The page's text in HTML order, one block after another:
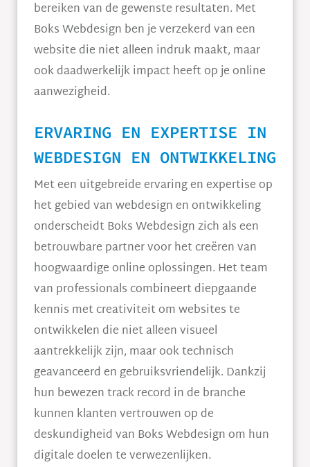
bereiken van de gewenste resultaten. Met
Boks Webdesign ben je verzekerd van een
website die niet alleen indruk maakt, maar
ook daadwerkelijk impact heeft op je online
aanwezigheid.
ERVARING EN EXPERTISE IN
WEBDESIGN EN ONTWIKKELING
Met een uitgebreide ervaring en expertise op
het gebied van webdesign en ontwikkeling
onderscheidt Boks Webdesign zich als een
betrouwbare partner voor het creëren van
hoogwaardige online oplossingen. Het team
van professionals combineert diepgaande
kennis met creativiteit om websites te
ontwikkelen die niet alleen visueel
aantrekkelijk zijn, maar ook technisch
geavanceerd en gebruiksvriendelijk. Dankzij
hun bewezen track record in de branche
kunnen klanten vertrouwen op de
deskundigheid van Boks Webdesign om hun
digitale doelen te verwezenlijken.